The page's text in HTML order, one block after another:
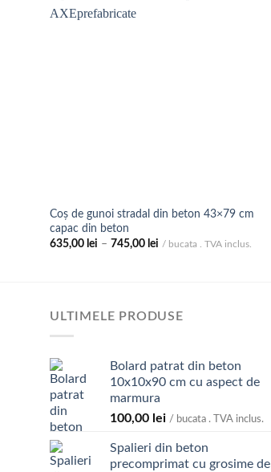
Coș de gunoi stradal din beton 43×79 cm
capac din beton
635,00 lei – 745,00 leiInterval
745,00 lei
/ bucata . TVA inclus.
ULTIMELE PRODUSE
Bolard patrat din beton
10x10x90 cm cu aspect de
marmura
100,00 lei / bucata . TVA inclus.
Spalieri din beton
precomprimat cu grosime de